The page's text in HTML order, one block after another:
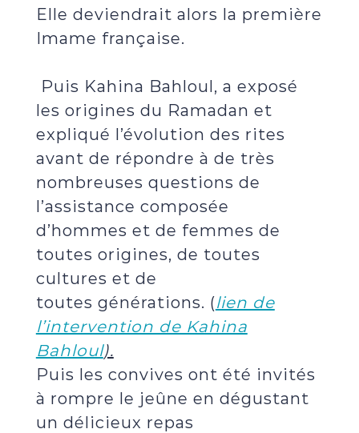
Elle deviendrait alors la première
Imame française.
Puis Kahina Bahloul, a exposé
les origines du Ramadan et
expliqué l’évolution des rites
avant de répondre à de très
nombreuses questions de
l’assistance composée
d’hommes et de femmes de
toutes origines, de toutes
cultures et de
toutes générations. (lien de
l’intervention de Kahina
Bahloul).
Puis les convives ont été invités
à rompre le jeûne en dégustant
un délicieux repas